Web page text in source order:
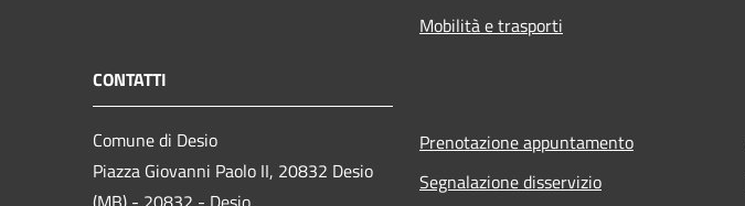
Mobilità e trasporti
CONTATTI
Comune di Desio
Piazza Giovanni Paolo II, 20832 Desio
Prenotazione appuntamento
Segnalazione disservizio